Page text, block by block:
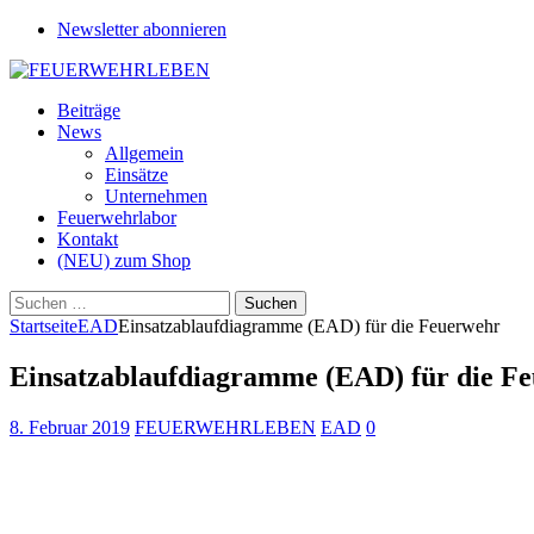
Newsletter abonnieren
Beiträge
News
Allgemein
Einsätze
Unternehmen
Feuerwehrlabor
Kontakt
(NEU) zum Shop
Suchen
nach:
StartseiteEADEinsatzablaufdiagramme (EAD) für die Feuerwehr
Einsatzablaufdiagramme (EAD) für die
8. Februar 2019 FEUERWEHRLEBEN EAD 0